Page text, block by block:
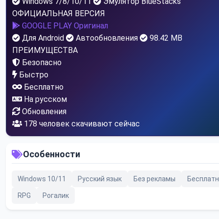
ОФИЦИАЛЬНАЯ ВЕРСИЯ
GOOGLE PLAY Оригинал
Для Android
Автообновления
98.42 MB
ПРЕИМУЩЕСТВА
Безопасно
Быстро
Бесплатно
На русском
Обновления
182 человек скачивают сейчас
Особенности
Windows 10/11 Русский язык Без рекламы
RPG Рогалик